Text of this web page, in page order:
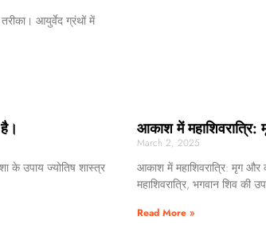
आयुर्वेद ग्रंथों में
के उपाय ज्योतिष शास्त्र
आकाश में महाशिवरात्रि:
March 2, 2025
आकाश में महाशिवरात्रि: मृग और
महाशिवरात्रि, भगवान शिव की
Read More »